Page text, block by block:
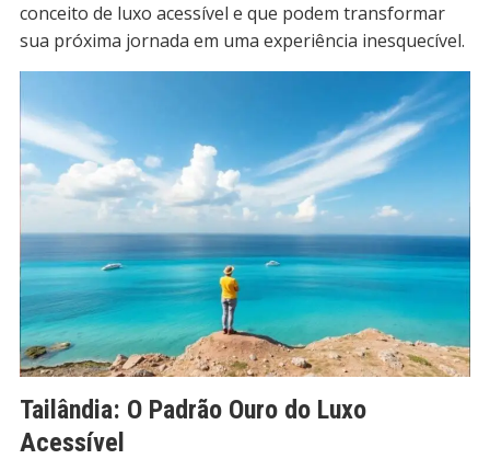
conceito de luxo acessível e que podem transformar
sua próxima jornada em uma experiência inesquecível.
Tailândia: O Padrão Ouro do Luxo
Acessível